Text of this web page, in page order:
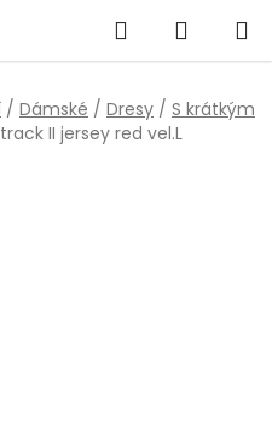
Hledat
KOŠÍK
/ Dámské / Dresy / S krátkým
II jersey red vel.L